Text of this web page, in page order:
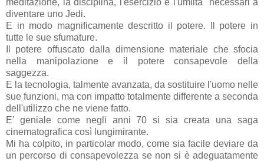
diventare uno Jedi.
E in modo magnificamente descritto il potere. Il potere in
tutte le sue sfumature.
Il potere offuscato dalla dimensione materiale che sfocia
nella manipolazione e il potere consapevole della
saggezza.
E la tecnologia, talmente avanzata, da sostituire l'uomo nelle
sue funzioni, ma con impatto totalmente differente a seconda
dell'utilizzo che ne viene fatto.
E' geniale come negli anni 70 si sia creata una saga
cinematografica così lungimirante.
Mi ha colpito, in particolar modo, come sia facile deviare da
un percorso di consapevolezza se non si è adeguatamente